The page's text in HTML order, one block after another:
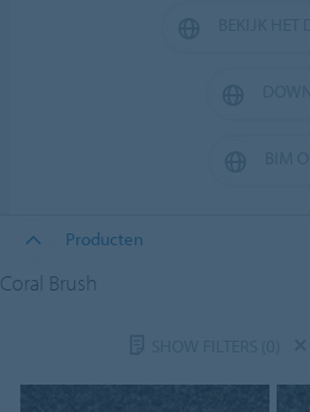
Producten
Coral Brush